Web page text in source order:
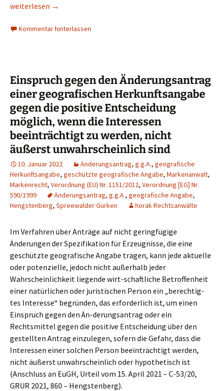
Bedeutende Entscheidungen zum Markenrecht aus 2024
weiterlesen →
Kommentar hinterlassen
Einspruch gegen den Änderungsantrag
einer geografischen Herkunftsangabe
gegen die positive Entscheidung
möglich, wenn die Interessen
beeinträchtigt zu werden, nicht
äußerst unwahrscheinlich sind
10. Januar 2022 Änderungsantrag, g.g.A., geografische
Herkunftsangabe, geschützte geografische Angabe, Markenanwalt,
Markenrecht, Verordnung (EU) Nr. 1151/2012, Verordnung [EG] Nr.
590/1999
Änderungsantrag, g.g.A., geografische Angabe,
Hengstenberg, Spreewalder Gurken horak Rechtsanwälte
Im Verfahren über Anträge auf nicht geringfügige
Änderungen der Spezifikation für Erzeugnisse, die eine
geschützte geografische Angabe tragen, kann jede aktuelle
oder potenzielle, jedoch nicht außerhalb jeder
Wahrscheinlichkeit liegende wirt-schaftliche Betroffenheit
einer natürlichen oder juristischen Person ein „berechtig-
tes Interesse“ begründen, das erforderlich ist, um einen
Einspruch gegen den Än-derungsantrag oder ein
Rechtsmittel gegen die positive Entscheidung über den
gestellten Antrag einzulegen, sofern die Gefahr, dass die
Interessen einer solchen Person beeinträchtigt werden,
nicht äußerst unwahrscheinlich oder hypothetisch ist
(Anschluss an EuGH, Urteil vom 15. April 2021 – C-53/20,
GRUR 2021, 860 – Hengstenberg).